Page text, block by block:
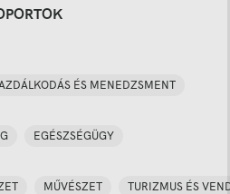
ÉS MENEDZSMENT
EGÉSZSÉGÜGY
MŰVÉSZET TURIZMUS ÉS